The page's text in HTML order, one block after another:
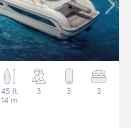
45 ft
14 m
3 3 3